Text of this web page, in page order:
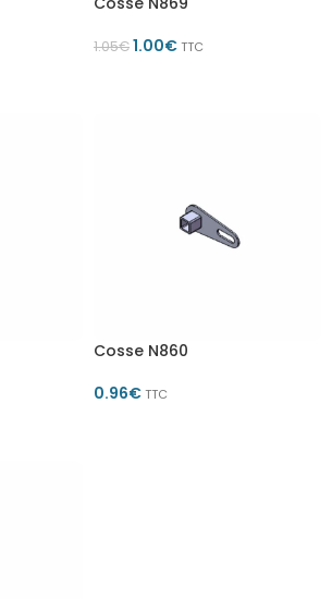
1.05€1.00€TTC
Cosse N860
0.96€TTC